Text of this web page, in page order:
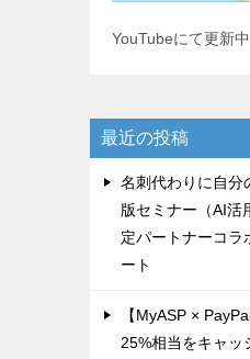
YouTubeにて更新中
最近の投稿
名刺代わりに自分
版セミナー（AI活
定パートナーコラ
ート
【MyASP ×
25%相当をキャッ